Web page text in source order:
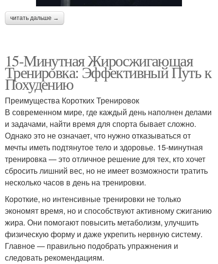
читать дальше →
15-Минутная Жиросжигающая
Тренировка: Эффективный Путь к
Похудению
Преимущества Коротких Тренировок
В современном мире, где каждый день наполнен делами
и задачами, найти время для спорта бывает сложно.
Однако это не означает, что нужно отказываться от
мечты иметь подтянутое тело и здоровье. 15-минутная
тренировка — это отличное решение для тех, кто хочет
сбросить лишний вес, но не имеет возможности тратить
несколько часов в день на тренировки.
Короткие, но интенсивные тренировки не только
экономят время, но и способствуют активному сжиганию
жира. Они помогают повысить метаболизм, улучшить
физическую форму и даже укрепить нервную систему.
Главное — правильно подобрать упражнения и
следовать рекомендациям.